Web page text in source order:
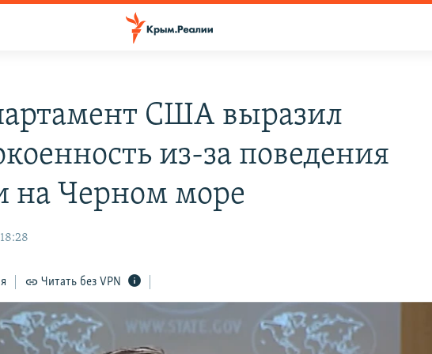
США выразил
из-за поведения
на Черном море
Читать без VPN